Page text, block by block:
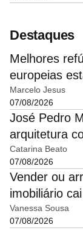
Destaques
Melhores
europeias
Marcelo Jesus
07/08/2026
José Pedro
arquitetura
Catarina Beato
07/08/2026
Vender ou
imobiliário
Vanessa Sousa
07/08/2026